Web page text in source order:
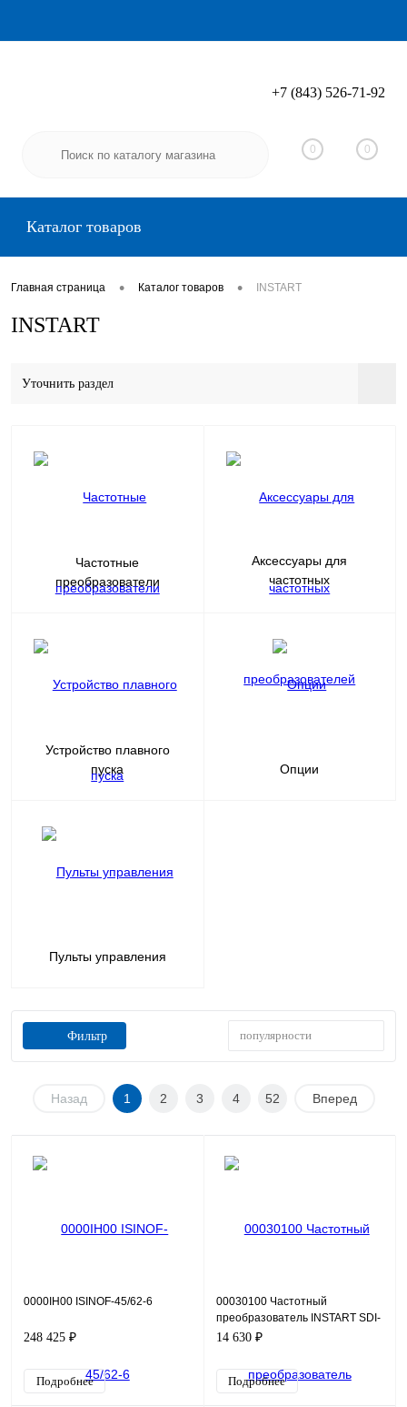
Вход Регистрация
+7 (843) 526-71-92
0 0
Каталог товаров
Главная страница • Каталог товаров • INSTART
INSTART
Уточнить раздел
Частотные
преобразователи
Аксессуары для
частотных
преобразователей
Устройство плавного
пуска
Опции
Пульты управления
Фильтр популярности
Назад 1 2 3 4 52 Вперед
0000IH00 ISINOF-45/62-6
248 425 ₽
Подробнее
00030100 Частотный
преобразователь INSTART SDI-
G0.4-2B, 220В, 0,4кВт, 1,8А
14 630 ₽
Подробнее